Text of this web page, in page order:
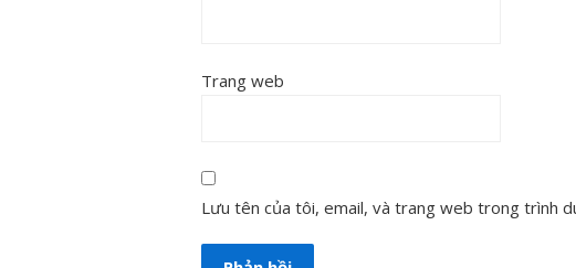
Trang web
Lưu tên của tôi, email, và trang web trong trình